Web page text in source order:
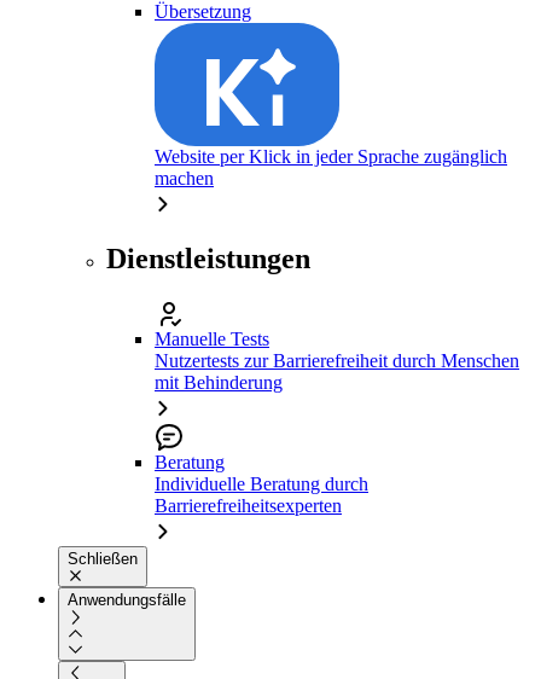
Übersetzung
Website per Klick in jeder Sprache zugänglich
machen
Dienstleistungen
Manuelle Tests
Nutzertests zur Barrierefreiheit durch Menschen
mit Behinderung
Beratung
Individuelle Beratung durch
Barrierefreiheitsexperten
Schließen
Anwendungsfälle